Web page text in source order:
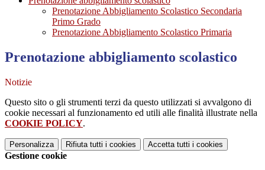
Prenotazione Abbigliamento Scolastico Secondaria
Primo Grado
Prenotazione Abbigliamento Scolastico Primaria
Prenotazione abbigliamento scolastico
Notizie
Questo sito o gli strumenti terzi da questo utilizzati si avvalgono di
cookie necessari al funzionamento ed utili alle finalità illustrate nella
COOKIE POLICY.
Personalizza Rifiuta tutti i cookies Accetta tutti i cookies
Gestione cookie